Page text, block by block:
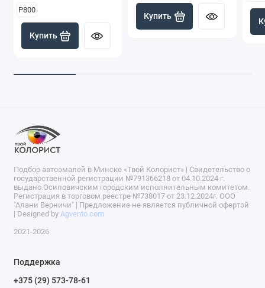
P800
Купить
Купить
Подбор автоэмалей в Минске «Твой Колорист» | Свидетельство о
государственной регистрации №791366218 от 04.10.2024 г.
выдано Осиповичским городским исполнительным комитетом.
Регистрация в торговом реестре №738017 от 23.12.2024г. ООО
"Алани Верничи" | Предложение не является публичной офертой
| Designed by Agvento.com
2021-2026
Поддержка
+375 (29) 573-78-61